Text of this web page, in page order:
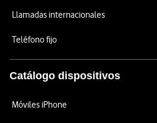
Llamadas internacionales
Teléfono fijo
Catálogo dispositivos
Móviles iPhone